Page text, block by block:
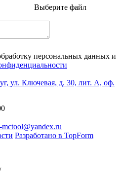
Выберите файл
персональных данных и
ул. Ключевая, д. 30, лит. А, оф.
mctool@yandex.ru
Разработано в TopForm